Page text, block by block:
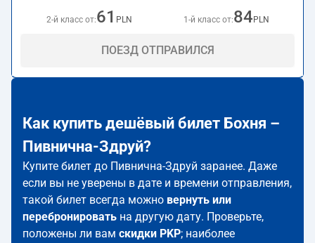
2-й класс от:61 PLN 1-й класс от:84 PLN
ПОЕЗД ОТПРАВИЛСЯ
Как купить дешёвый билет Бохня –
Пивнична-Здруй?
Купите билет до Пивнична-Здруй заранее. Даже
если вы не уверены в дате и времени отправления,
такой билет всегда можно вернуть или
перебронировать на другую дату. Проверьте,
положены ли вам скидки PKP; наиболее